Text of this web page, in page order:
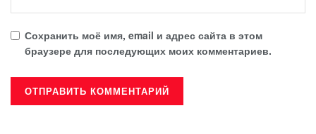
Сохранить моё имя, email и адрес сайта в этом
браузере для последующих моих комментариев.